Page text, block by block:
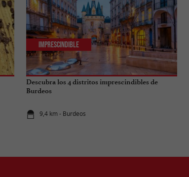
Descubra los 4 distritos imprescindibles de
Burdeos
9,4 km - Burdeos
Imprescindible